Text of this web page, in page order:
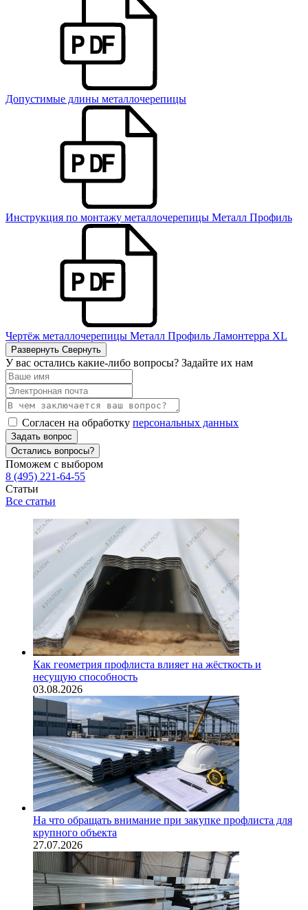
Допустимые длины металлочерепицы
Инструкция по монтажу металлочерепицы Металл Профиль
Чертёж металлочерепицы Металл Профиль Ламонтерра ХL
Развернуть Свернуть
У вас остались какие-либо вопросы? Задайте их нам
Согласен на обработку персональных данных
Задать вопрос
Остались вопросы?
Поможем с выбором
8 (495) 221-64-55
Статьи
Все статьи
Как геометрия профлиста влияет на жёсткость и
несущую способность
03.08.2026
На что обращать внимание при закупке профлиста для
крупного объекта
27.07.2026